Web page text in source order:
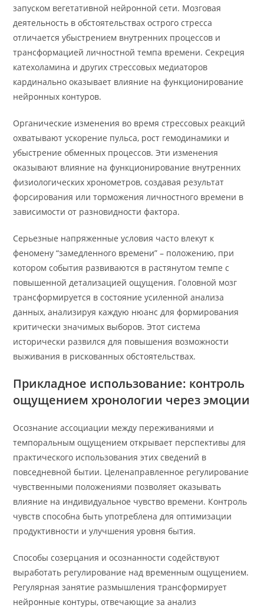
запуском вегетативной нейронной сети. Мозговая
деятельность в обстоятельствах острого стресса
отличается убыстрением внутренних процессов и
трансформацией личностной темпа времени. Секреция
катехоламина и других стрессовых медиаторов
кардинально оказывает влияние на функционирование
нейронных контуров.
Органические изменения во время стрессовых реакций
охватывают ускорение пульса, рост гемодинамики и
убыстрение обменных процессов. Эти изменения
оказывают влияние на функционирование внутренних
физиологических хронометров, создавая результат
форсирования или торможения личностного времени в
зависимости от разновидности фактора.
Серьезные напряженные условия часто влекут к
феномену “замедленного времени” – положению, при
котором события развиваются в растянутом темпе с
повышенной детализацией ощущения. Головной мозг
трансформируется в состояние усиленной анализа
данных, анализируя каждую нюанс для формирования
критически значимых выборов. Этот система
исторически развился для повышения возможности
выживания в рискованных обстоятельствах.
Прикладное использование: контроль
ощущением хронологии через эмоции
Осознание ассоциации между переживаниями и
темпоральным ощущением открывает перспективы для
практического использования этих сведений в
повседневной бытии. Целенаправленное регулирование
чувственными положениями позволяет оказывать
влияние на индивидуальное чувство времени. Контроль
чувств способна быть употреблена для оптимизации
продуктивности и улучшения уровня бытия.
Способы созерцания и осознанности содействуют
выработать регулирование над временным ощущением.
Регулярная занятие размышления трансформирует
нейронные контуры, отвечающие за анализ